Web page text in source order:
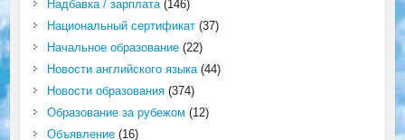
Надбавка / зарплата(146)
Национальный сертификат(37)
Начальное образование(22)
Новости английского языка(44)
Новости образования(374)
Образование за рубежом (12)
Объявление(16)